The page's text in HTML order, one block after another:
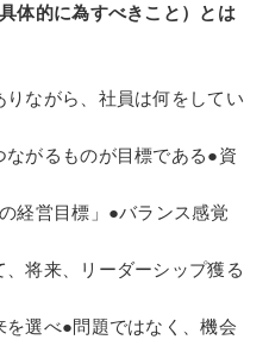
体的に為すべきこと）とは
がら、社員は何をしてい
るものが目標である●資
目標」●バランス感覚
来、リーダーシップ獲る
べ●問題ではなく、機会